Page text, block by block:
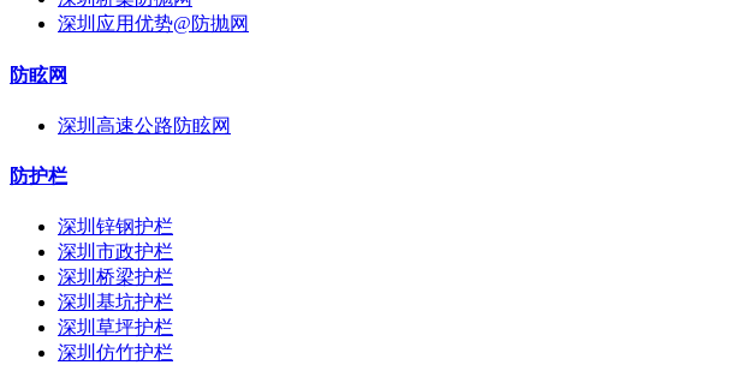
深圳应用优势@防抛网
防眩网
深圳高速公路防眩网
防护栏
深圳锌钢护栏
深圳市政护栏
深圳桥梁护栏
深圳基坑护栏
深圳草坪护栏
深圳仿竹护栏